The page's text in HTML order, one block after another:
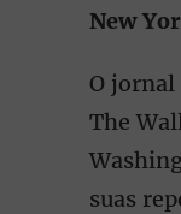
New
O jornal
The
suas